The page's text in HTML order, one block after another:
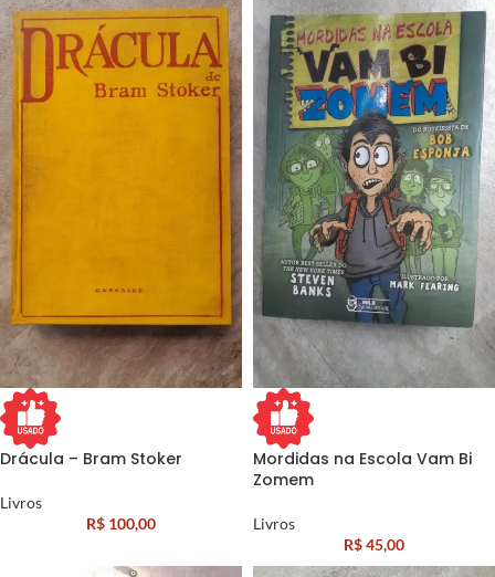
Drácula – Bram Stoker
Livros
R$ 100,00
Mordidas na Escola Vam Bi
Zomem
Livros
R$45,00